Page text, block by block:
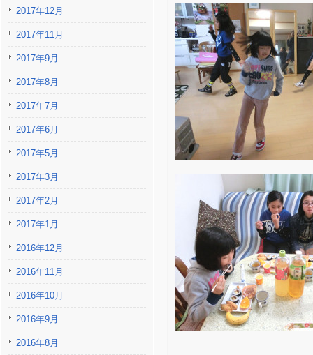
2017年12月
2017年11月
2017年9月
2017年8月
2017年7月
2017年6月
2017年5月
2017年3月
2017年2月
2017年1月
2016年12月
2016年11月
2016年10月
2016年9月
2016年8月